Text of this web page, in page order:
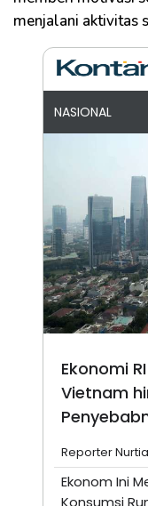
menjalani aktivitas
NASIONAL
Ekonomi
Vietnam
Reporter
Ekonom Ini
Konsumsi